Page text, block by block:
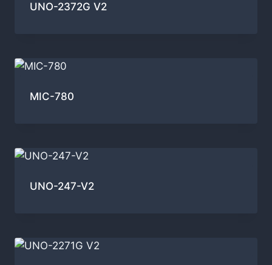
UNO-2372G V2
MIC-780
UNO-247-V2